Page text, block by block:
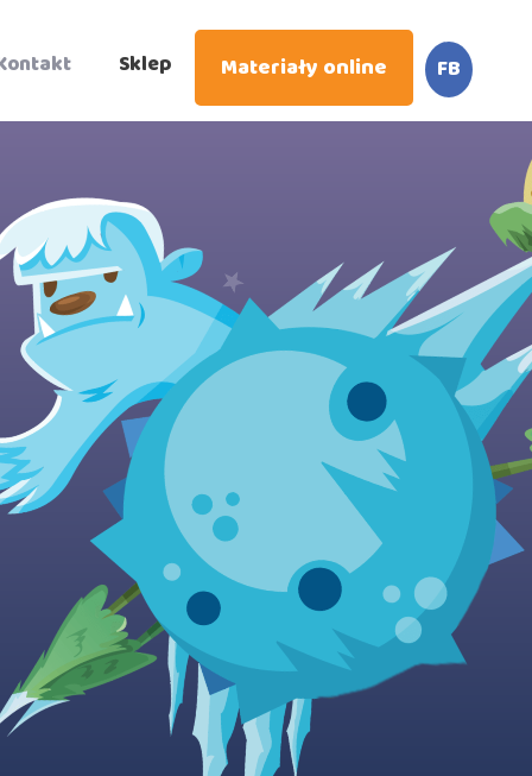
Sklep Materiały online FB